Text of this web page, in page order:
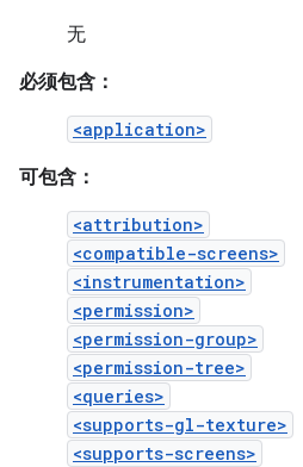
无
必须包含：
<application>
可包含：
<attribution>
<compatible-screens>
<instrumentation>
<permission>
<permission-group>
<permission-tree>
<queries>
<supports-gl-texture>
<supports-screens>